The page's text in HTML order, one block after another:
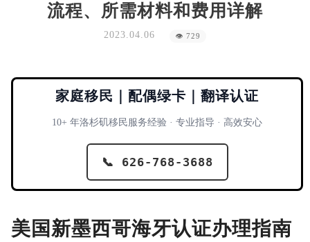
流程、所需材料和费用详解
2023.04.06 👁 729
家庭移民｜配偶绿卡｜翻译认证
10+ 年洛杉矶移民服务经验 · 专业指导 · 高效安心
📞 626-768-3688
美国新墨西哥海牙认证办理指南